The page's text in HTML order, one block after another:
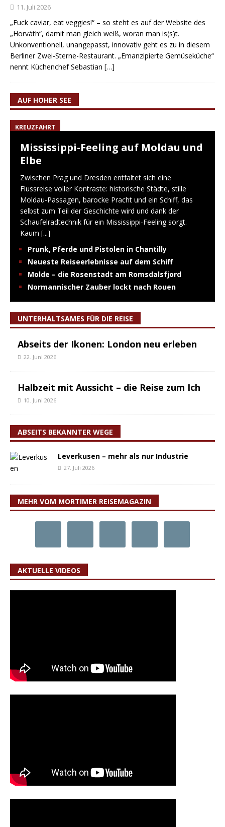
11. Juli 2026
„Fuck caviar, eat veggies!“ – so steht es auf der Website des
„Horváth“, damit man gleich weiß, woran man is(s)t.
Unkonventionell, unangepasst, innovativ geht es zu in diesem
Berliner Zwei-Sterne-Restaurant. „Emanzipierte Gemüseküche“
nennt Küchenchef Sebastian […]
AUF HOHER SEE
KREUZFAHRT
Mississippi-Feeling auf Moldau und
Elbe
Zwischen Prag und Dresden entfaltet sich eine
Flussreise voller Kontraste: historische Städte, stille
Moldau-Passagen, barocke Pracht und ein Schiff, das
selbst zum Teil der Geschichte wird und dank der
Schaufelradtechnik für ein Mississippi-Feeling sorgt.
Kaum [...]
Prunk, Pferde und Pistolen in Chantilly
Neueste Reiseerlebnisse auf dem Schiff
Molde – die Rosenstadt am Romsdalsfjord
Normannischer Zauber lockt nach Rouen
UNTERHALTSAMES FÜR DIE REISE
Abseits der Ikonen: London neu erleben
22. Juni 2026
Halbzeit mit Aussicht – die Reise zum Ich
10. Juni 2026
ABSEITS BEKANNTER WEGE
Leverkusen – mehr als nur Industrie
27. Juli 2026
MEHR VOM MORTIMER REISEMAGAZIN
AKTUELLE VIDEOS